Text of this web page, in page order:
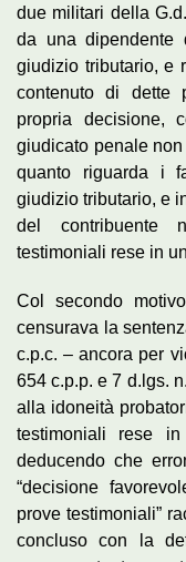
due militari della
da una dipendente
giudizio tributario, e
contenuto di dette
propria decisione,
giudicato penale
quanto riguarda i
giudizio tributario, e
del contribuente
testimoniali rese in
Col secondo
censurava la
c.p.c. – ancora per
654 c.p.p. e 7 d.lgs.
alla idoneità
testimoniali rese
deducendo che
“decisione
prove testimoniali”
concluso con la